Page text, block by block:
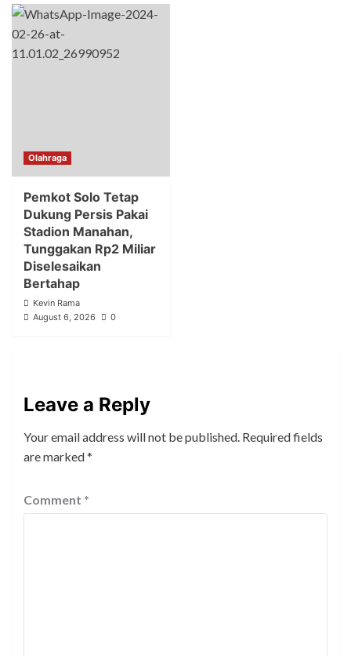
Olahraga
Pemkot Solo Tetap
Dukung Persis Pakai
Stadion Manahan,
Tunggakan Rp2 Miliar
Diselesaikan
Bertahap
Kevin Rama
August 6, 2026
0
Leave a Reply
Your email address will not be published. Required fields
are marked*
Comment *